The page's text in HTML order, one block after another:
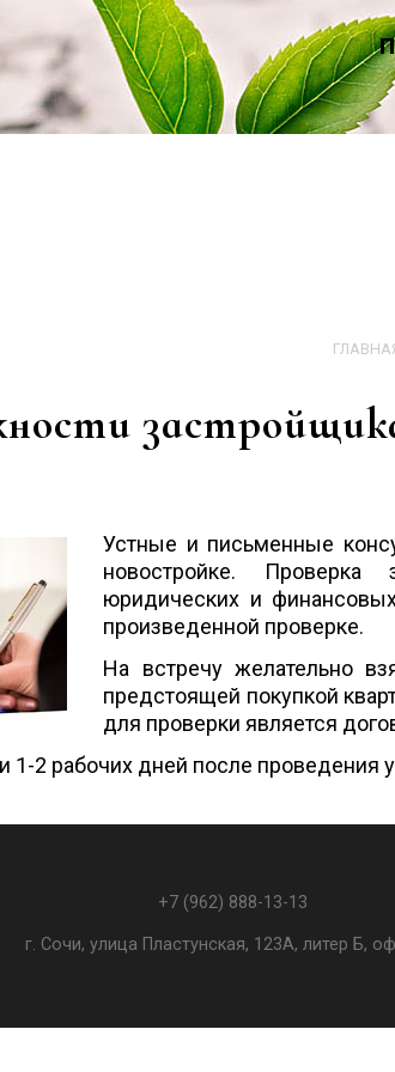
Устные и письменные
новостройке. Проверка
юридических и
произведенной проверке.
На встречу желательно
предстоящей покупкой
для проверки является
1-2 рабочих дней после проведения
+7 (962) 888-13-13
г. Сочи, улица Пластунская, 123А, литер Б,